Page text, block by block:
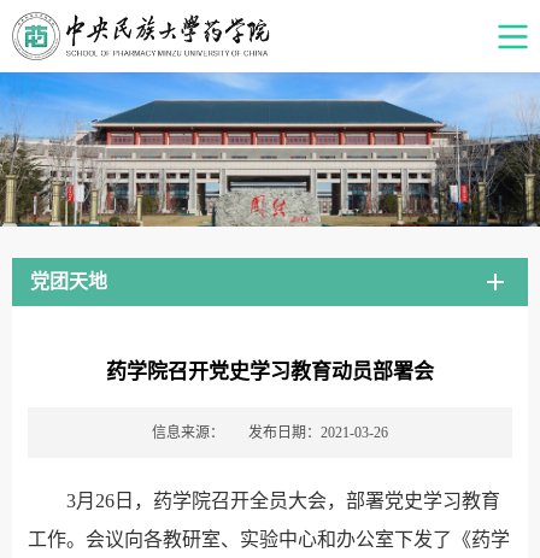
党团天地
药学院召开党史学习教育动员部署会
信息来源： 发布日期：2021-03-26
3月26日，药学院召开全员大会，部署党史学习教育
工作。会议向各教研室、实验中心和办公室下发了《药学